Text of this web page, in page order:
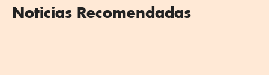
Noticias Recomendadas